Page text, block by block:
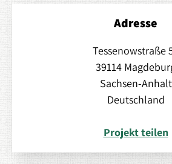
Adresse
Tessenowstraße
39114
Sachsen-Anhalt
Deutschland
Projekt teilen